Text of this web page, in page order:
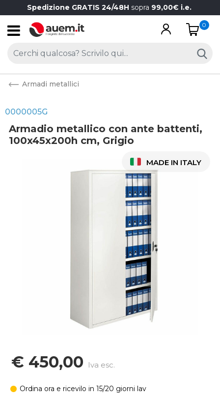
Spedizione GRATIS 24/48H sopra 99,00€ i.e.
Open
0
Armadi metallici
0000005G
Armadio metallico con ante battenti,
100x45x200h cm, Grigio
MADE IN ITALY
€ 450,00 Iva esc.
Ordina ora e ricevilo in 15/20 giorni lav